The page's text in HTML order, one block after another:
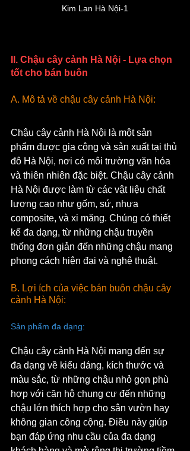
Kim Lan Hà Nội-1
II. Chậu cây cảnh Hà Nội - Lựa chọn
tốt cho bán buôn
A. Mô tả về chậu cây cảnh Hà Nội:
Chậu cây cảnh Hà Nội là một sản
phẩm được gia công và sản xuất tại thủ
đô Hà Nội, nơi có môi trường văn hóa
và thiên nhiên đặc biệt. Chậu cây cảnh
Hà Nội được làm từ các vật liệu chất
lượng cao như gốm, sứ, nhựa
composite, và xi măng. Chúng có thiết
kế đa dạng, từ những chậu truyền
thống đơn giản đến những chậu mang
phong cách hiện đại và nghệ thuật.
B. Lợi ích của việc bán buôn chậu cây
cảnh Hà Nội:
Sản phẩm đa dạng:
Chậu cây cảnh Hà Nội mang đến sự
đa dạng về kiểu dáng, kích thước và
màu sắc, từ những chậu nhỏ gọn phù
hợp với căn hộ chung cư đến những
chậu lớn thích hợp cho sân vườn hay
không gian công cộng. Điều này giúp
bạn đáp ứng nhu cầu của đa dạng